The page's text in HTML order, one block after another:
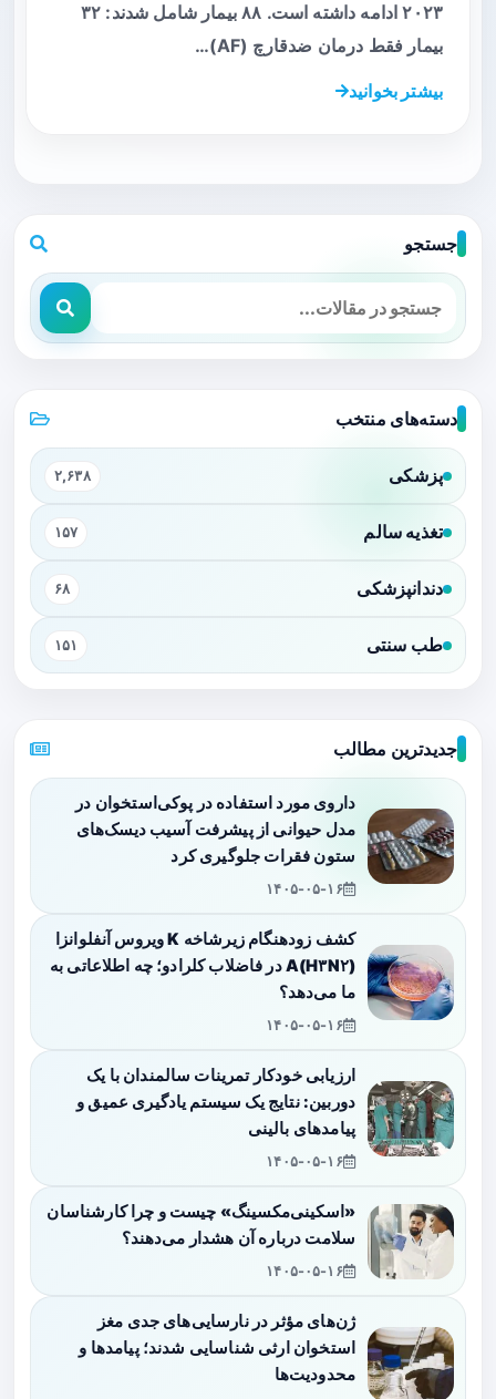
۲۰۲۳ ادامه داشته است. ۸۸ بیمار شامل شدند: ۳۲
بیمار فقط درمان ضدقارچ (AF)…
بیشتر بخوانید
جستجو
دسته‌های منتخب
پزشکی ۲,۶۳۸
تغذیه سالم ۱۵۷
دندانپزشکی ۶۸
طب سنتی ۱۵۱
جدیدترین مطالب
داروی مورد استفاده در پوکی‌استخوان در
مدل حیوانی از پیشرفت آسیب دیسک‌های
ستون فقرات جلوگیری کرد
۱۴۰۵-۰۵-۱۶
کشف زودهنگام زیرشاخه K ویروس آنفلوانزا
A(H۳N۲) در فاضلاب کلرادو؛ چه اطلاعاتی به
ما می‌دهد؟
۱۴۰۵-۰۵-۱۶
ارزیابی خودکار تمرینات سالمندان با یک
دوربین: نتایج یک سیستم یادگیری عمیق و
پیامدهای بالینی
۱۴۰۵-۰۵-۱۶
«اسکینی‌مکسینگ» چیست و چرا کارشناسان
سلامت درباره آن هشدار می‌دهند؟
۱۴۰۵-۰۵-۱۶
ژن‌های مؤثر در نارسایی‌های جدی مغز
استخوان ارثی شناسایی شدند؛ پیامدها و
محدودیت‌ها